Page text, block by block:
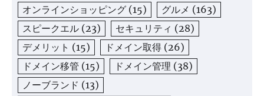
オンラインショッピング (15) グルメ (163)
スピークエル (23) セキュリティ (28)
デメリット (15) ドメイン取得 (26)
ドメイン移管 (15) ドメイン管理 (38)
ノーブランド (13)